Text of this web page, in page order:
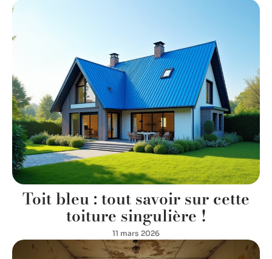
Toit bleu : tout savoir sur cette
toiture singulière !
11 mars 2026